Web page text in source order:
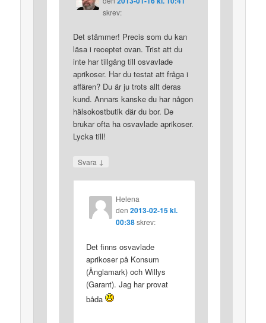
skrev:
Det stämmer! Precis som du kan
läsa i receptet ovan. Trist att du
inte har tillgång till osvavlade
aprikoser. Har du testat att fråga i
affären? Du är ju trots allt deras
kund. Annars kanske du har någon
hälsokostbutik där du bor. De
brukar ofta ha osvavlade aprikoser.
Lycka till!
Svara ↓
Helena
den 2013-02-15 kl.
00:38skrev:
Det finns osvavlade
aprikoser på Konsum
(Änglamark) och Willys
(Garant). Jag har provat
båda